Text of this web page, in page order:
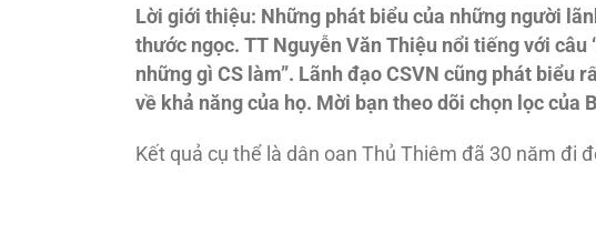
Lời giới thiệu: Những phát biểu của những người
thước ngọc. TT Nguyễn Văn Thiệu nổi tiếng với câu
những gì CS làm”. Lãnh đạo CSVN cũng phát biểu
về khả năng của họ. Mời bạn theo dõi chọn lọc của
Kết quả cụ thể là dân oan Thủ Thiêm đã 30 năm đi